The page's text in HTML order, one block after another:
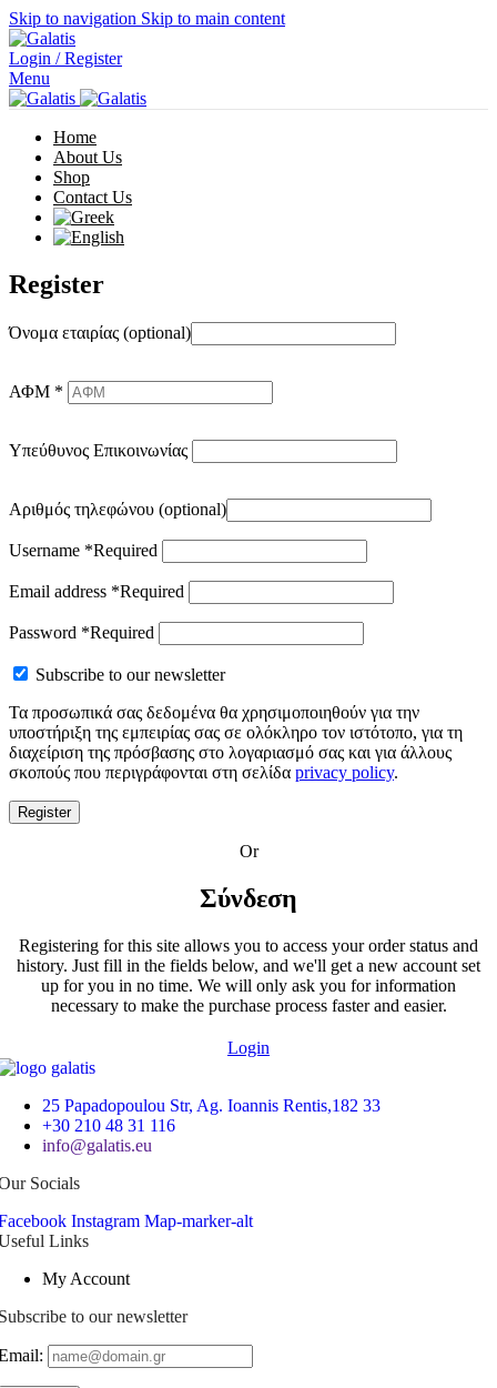
Skip to navigation Skip to main content
Login / Register
Menu
Home
About Us
Shop
Contact Us
Register
Όνομα εταιρίας (optional)
ΑΦΜ *
Υπεύθυνος Επικοινωνίας
Αριθμός τηλεφώνου (optional)
Username *Required
Email address *Required
Password *Required
Subscribe to our newsletter
Τα προσωπικά σας δεδομένα θα χρησιμοποιηθούν για την
υποστήριξη της εμπειρίας σας σε ολόκληρο τον ιστότοπο, για τη
διαχείριση της πρόσβασης στο λογαριασμό σας και για άλλους
σκοπούς που περιγράφονται στη σελίδα privacy policy.
Register
Or
Σύνδεση
Registering for this site allows you to access your order status and
history. Just fill in the fields below, and we'll get a new account set
up for you in no time. We will only ask you for information
necessary to make the purchase process faster and easier.
Login
25 Papadopoulou Str, Ag. Ioannis Rentis,182 33
+30 210 48 31 116
info@galatis.eu
Socials
Instagram Map-marker-alt
Links
My Account
to our newsletter